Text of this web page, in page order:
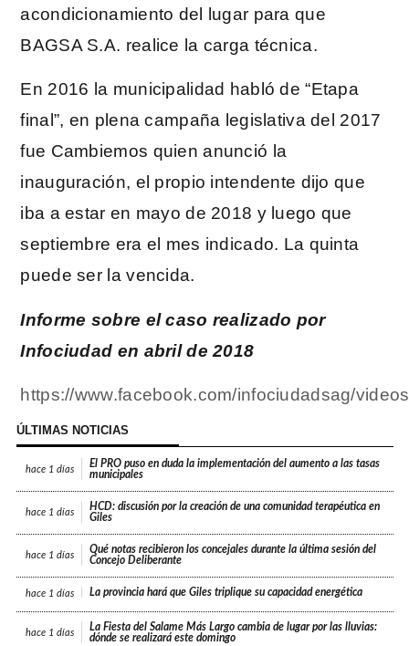
acondicionamiento del lugar para que
BAGSA S.A. realice la carga técnica.
En 2016 la municipalidad habló de “Etapa
final”, en plena campaña legislativa del 2017
fue Cambiemos quien anunció la
inauguración, el propio intendente dijo que
iba a estar en mayo de 2018 y luego que
septiembre era el mes indicado. La quinta
puede ser la vencida.
Informe sobre el caso realizado por
Infociudad en abril de 2018
https://www.facebook.com/infociudadsag/
ÚLTIMAS NOTICIAS
hace 1 días
El PRO puso en duda la implementación del aumento a las tasas
municipales
hace 1 días
HCD: discusión por la creación de una comunidad terapéutica en
Giles
hace 1 días
Qué notas recibieron los concejales durante la última sesión del
Concejo Deliberante
hace 1 días La provincia hará que Giles triplique su capacidad energética
hace 1 días
La Fiesta del Salame Más Largo cambia de lugar por las lluvias:
dónde se realizará este domingo